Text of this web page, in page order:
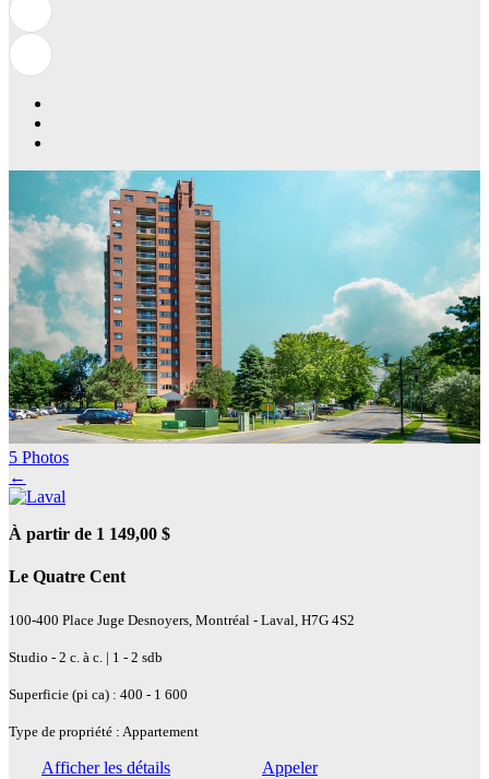
5 Photos
←
À partir de 1 149,00 $
Le Quatre Cent
100-400 Place Juge Desnoyers, Montréal - Laval, H7G 4S2
Studio - 2 c. à c. | 1 - 2 sdb
Superficie (pi ca) : 400 - 1 600
Type de propriété : Appartement
Afficher les détails Appeler